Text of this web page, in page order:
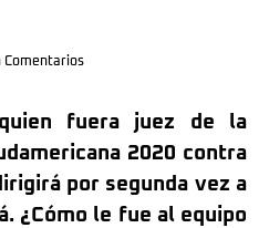
Comentarios
fuera juez de la
2020 contra
por segunda vez a
¿Cómo le fue al equipo